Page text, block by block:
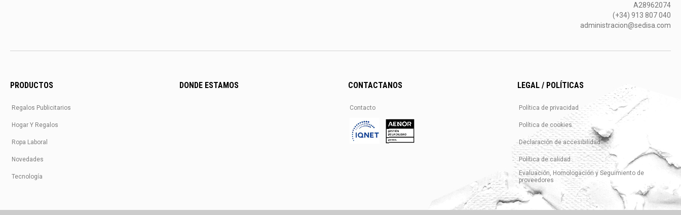
A28962074
(+34) 913 807 040
administracion@sedisa.com
PRODUCTOS
Regalos Publicitarios
Hogar Y Regalos
Ropa Laboral
Novedades
Tecnología
DONDE ESTAMOS CONTACTANOS
Contacto
LEGAL / POLÍTICAS
Política de privacidad
Política de cookies
Declaración de accesibilidad
Política de calidad
Evaluación, Homologación y Seguimiento de
proveedores